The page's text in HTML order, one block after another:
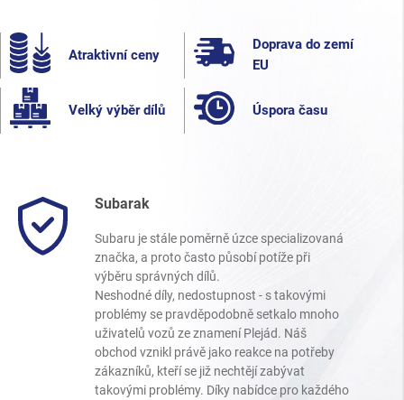
Atraktivní ceny
Doprava do zemí
EU
Velký výběr dílů Úspora času
Subarak
Subaru je stále poměrně úzce specializovaná
značka, a proto často působí potíže při
výběru správných dílů.
Neshodné díly, nedostupnost - s takovými
problémy se pravděpodobně setkalo mnoho
uživatelů vozů ze znamení Plejád. Náš
obchod vznikl právě jako reakce na potřeby
zákazníků, kteří se již nechtějí zabývat
takovými problémy. Díky nabídce pro každého